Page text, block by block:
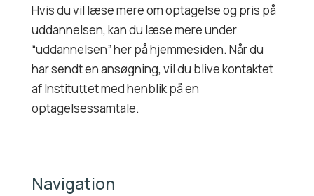
Hvis du vil læse mere om optagelse og pris på
uddannelsen, kan du læse mere under
“uddannelsen” her på hjemmesiden. Når du
har sendt en ansøgning, vil du blive kontaktet
af Instituttet med henblik på en
optagelsessamtale.
Navigation